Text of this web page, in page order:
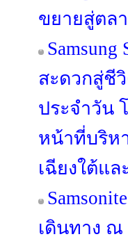
ขยายสู่ตล
สะดวกสู่ชี
ประจำวัน
หน้าที่บริห
เฉียงใต้แล
เดินทาง ณ